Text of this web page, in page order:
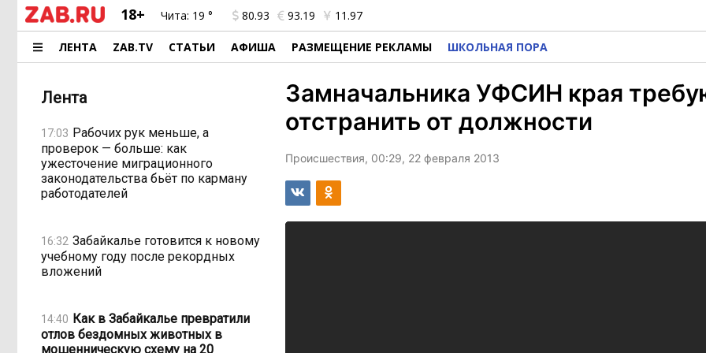
18+ Чита: 19 ° 80.93 93.19 11.97
ЛЕНТА ZAB.TV СТАТЬИ АФИША РАЗМЕЩЕНИЕ РЕКЛАМЫ ШКОЛЬНАЯ ПОРА
Лента
17:03 Рабочих рук меньше, а
проверок — больше: как
ужесточение миграционного
законодательства бьёт по карману
работодателей
16:32 Забайкалье готовится к новому
учебному году после рекордных
вложений
14:40 Как в Забайкалье превратили
отлов бездомных животных в
мошенническую схему на 20
Замначальника УФСИН края
отстранить от должности
Происшествия, 00:29, 22 февраля 2013